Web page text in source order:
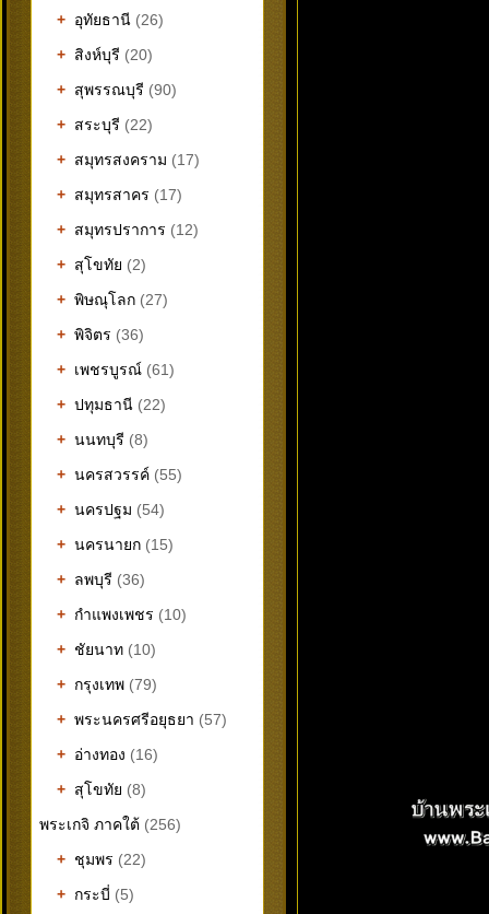
+ อุทัยธานี (26)
+ สิงห์บุรี (20)
+ สุพรรณบุรี (90)
+ สระบุรี (22)
+ สมุทรสงคราม (17)
+ สมุทรสาคร (17)
+ สมุทรปราการ (12)
+ สุโขทัย (2)
+ พิษณุโลก (27)
+ พิจิตร (36)
+ เพชรบูรณ์ (61)
+ ปทุมธานี (22)
+ นนทบุรี (8)
+ นครสวรรค์ (55)
+ นครปฐม (54)
+ นครนายก (15)
+ ลพบุรี (36)
+ กำแพงเพชร (10)
+ ชัยนาท (10)
+ กรุงเทพ (79)
+ พระนครศรีอยุธยา (57)
+ อ่างทอง (16)
+ สุโขทัย (8)
พระเกจิ ภาคใต้ (256)
+ ชุมพร (22)
+ กระบี่ (5)